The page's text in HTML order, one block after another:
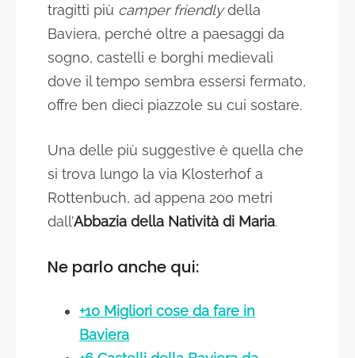
tragitti più camper friendlydella
Baviera, perché oltre a paesaggi da
sogno, castelli e borghi medievali
dove il tempo sembra essersi fermato,
offre ben dieci piazzole su cui sostare.
Una delle più suggestive è quella che
si trova lungo la via Klosterhof a
Rottenbuch, ad appena 200 metri
dall’Abbazia della Natività di Maria.
Ne parlo anche qui:
+10 Migliori cose da fare in
Baviera